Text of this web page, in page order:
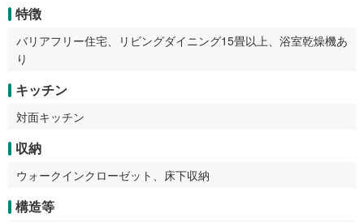
特徴
バリアフリー住宅、リビングダイニング15畳以上、浴室乾燥機あ
り
キッチン
対面キッチン
収納
ウォークインクローゼット、床下収納
構造等